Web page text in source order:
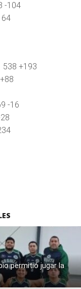
-104
538 +193
-16
permitió jugar la